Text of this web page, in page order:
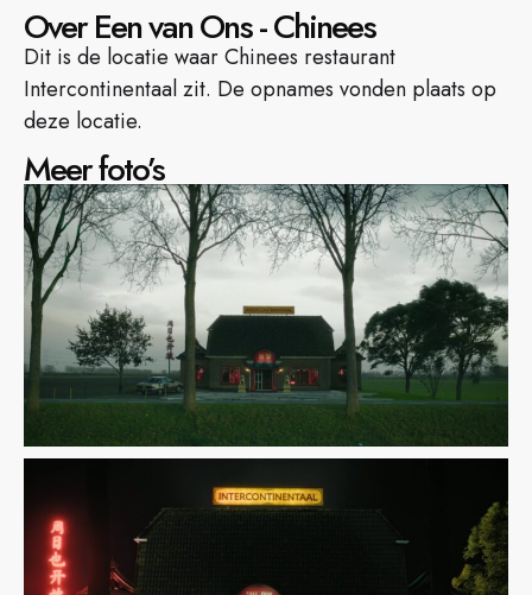
Over Een van Ons - Chinees
Dit is de locatie waar Chinees restaurant
Intercontinentaal zit. De opnames vonden plaats op
deze locatie.
Meer foto’s